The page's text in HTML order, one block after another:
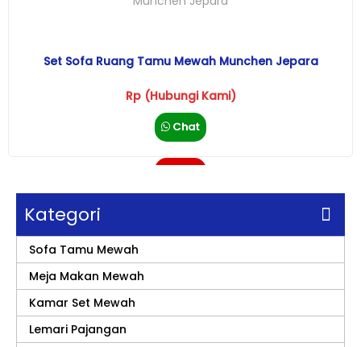
Set Sofa Ruang Tamu Mewah Munchen Jepara
Rp (Hubungi Kami)
Chat
Kategori
Sofa Tamu Mewah
Meja Makan Mewah
Kamar Set Mewah
Lemari Pajangan